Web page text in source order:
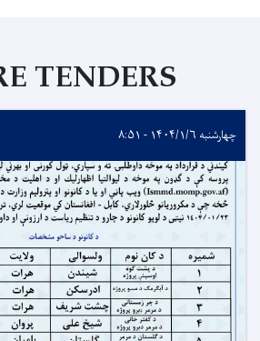
TENDERS
چهارشنبه ۱۴۰۴/۱/۶ - ۸:۵۱